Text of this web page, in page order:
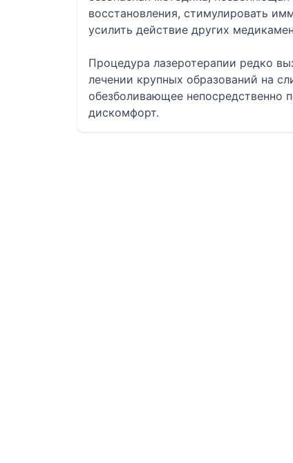
восстановления, стимулировать
усилить действие других
Процедура лазеротерапии редко
лечении крупных образований на
обезболивающее непосредственно
дискомфорт.